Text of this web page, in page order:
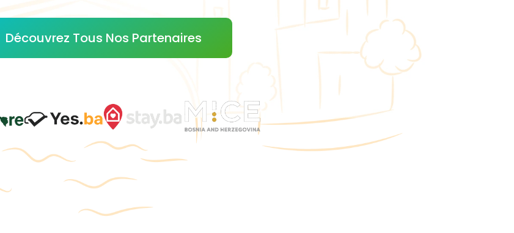
Découvrez Tous Nos Partenaires